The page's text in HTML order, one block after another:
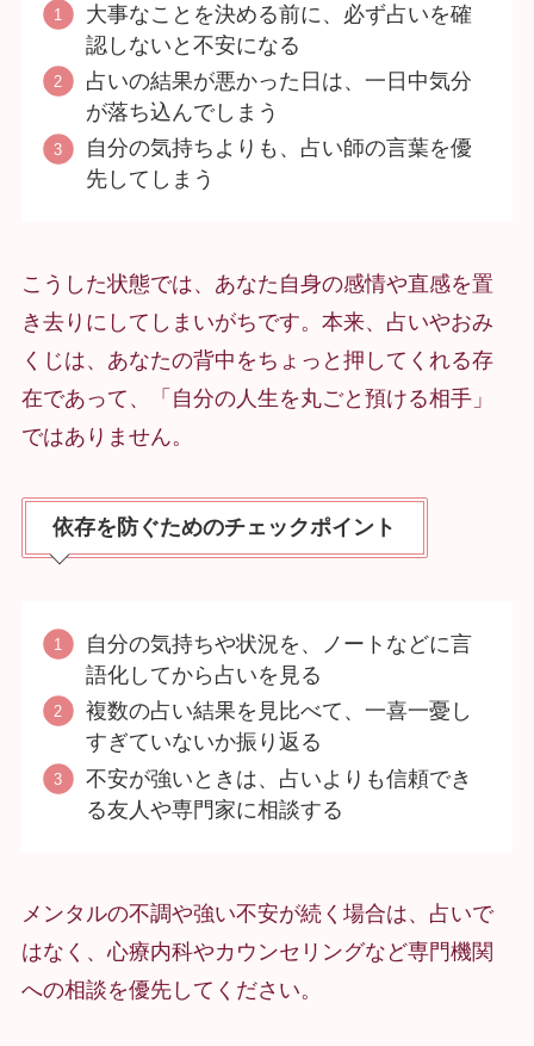
大事なことを決める前に、必ず占いを確
認しないと不安になる
占いの結果が悪かった日は、一日中気分
が落ち込んでしまう
自分の気持ちよりも、占い師の言葉を優
先してしまう
こうした状態では、あなた自身の感情や直感を置
き去りにしてしまいがちです。本来、占いやおみ
くじは、あなたの背中をちょっと押してくれる存
在であって、「自分の人生を丸ごと預ける相手」
ではありません。
依存を防ぐためのチェックポイント
自分の気持ちや状況を、ノートなどに言
語化してから占いを見る
複数の占い結果を見比べて、一喜一憂し
すぎていないか振り返る
不安が強いときは、占いよりも信頼でき
る友人や専門家に相談する
メンタルの不調や強い不安が続く場合は、占いで
はなく、心療内科やカウンセリングなど専門機関
への相談を優先してください。